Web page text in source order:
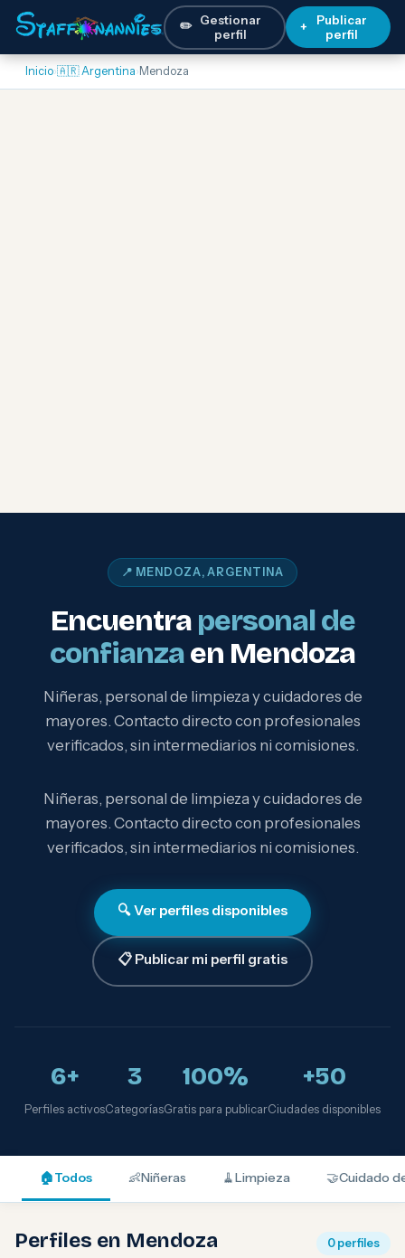
✏️ Gestionar
perfil
+
Publicar
perfil
Inicio›🇦🇷 Argentina› Mendoza
📍 MENDOZA, ARGENTINA
Encuentra personal de
confianzaen Mendoza
Niñeras, personal de limpieza y cuidadores de
mayores. Contacto directo con profesionales
verificados, sin intermediarios ni comisiones.
Niñeras, personal de limpieza y cuidadores de
mayores. Contacto directo con profesionales
verificados, sin intermediarios ni comisiones.
🔍 Ver perfiles disponibles
📋 Publicar mi perfil gratis
6+
Perfiles activos
3
Categorías
100%
Gratis para publicar
+50
Ciudades disponibles
🏠Todos 👶Niñeras 🧹Limpieza 🤝Cuidado
Perfiles en Mendoza 0 perfiles